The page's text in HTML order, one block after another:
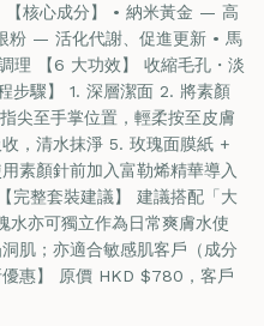
【核心成分】 • 納米黃金 — 高
粉 — 活化代謝、促進更新 • 馬
【6 大功效】 收縮毛孔・淡
步驟】 1. 深層潔面 2. 將素顏
尖至手掌位置，輕柔按至皮膚
，清水抹淨 5. 玫瑰面膜紙 +
素顏針前加入富勒烯精華導入
完整套裝建議】 建議搭配「大
水亦可獨立作為日常爽膚水使
肌；亦適合敏感肌客戶（成分
惠】 原價 HKD $780，客戶